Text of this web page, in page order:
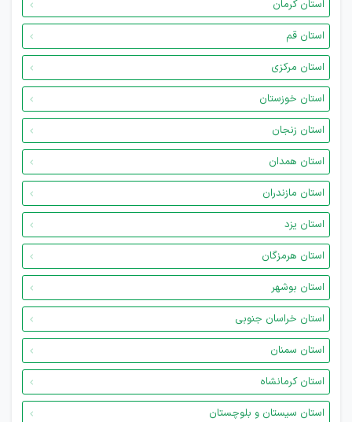
استان کرمان
استان قم
استان مرکزی
استان خوزستان
استان زنجان
استان همدان
استان مازندران
استان یزد
استان هرمزگان
استان بوشهر
استان خراسان جنوبی
استان سمنان
استان کرمانشاه
استان سیستان و بلوچستان